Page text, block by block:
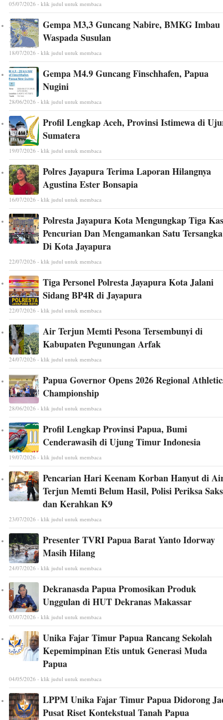
05/07/2026 - klik judul untuk membaca
Gempa M3,3 Guncang Nabire, BMKG Imbau
Waspada Susulan
18/07/2026 - klik judul untuk membaca
Gempa M4.9 Guncang Finschhafen, Papua
Nugini
28/06/2026 - klik judul untuk membaca
Profil Lengkap Aceh, Provinsi Istimewa di
Sumatera
19/07/2026 - klik judul untuk membaca
Polres Jayapura Terima Laporan Hilangnya
Agustina Ester Bonsapia
16/07/2026 - klik judul untuk membaca
Polresta Jayapura Kota Mengungkap Tiga
Pencurian Dan Mengamankan Satu Tersangka
Di Kota Jayapura
22/07/2026 - klik judul untuk membaca
Tiga Personel Polresta Jayapura Kota Jalani
Sidang BP4R di Jayapura
22/07/2026 - klik judul untuk membaca
Air Terjun Memti Pesona Tersembunyi di
Kabupaten Pegunungan Arfak
24/07/2026 - klik judul untuk membaca
Papua Governor Opens 2026 Regional
Championship
28/06/2026 - klik judul untuk membaca
Profil Lengkap Provinsi Papua, Bumi
Cenderawasih di Ujung Timur Indonesia
19/07/2026 - klik judul untuk membaca
Pencarian Hari Keenam Korban Hanyut di
Terjun Memti Belum Hasil, Polisi Periksa
dan Kerahkan K9
23/07/2026 - klik judul untuk membaca
Presenter TVRI Papua Barat Yanto Idorway
Masih Hilang
24/07/2026 - klik judul untuk membaca
Dekranasda Papua Promosikan Produk
Unggulan di HUT Dekranas Makassar
03/07/2026 - klik judul untuk membaca
Unika Fajar Timur Papua Rancang Sekolah
Kepemimpinan Etis untuk Generasi Muda
Papua
04/05/2026 - klik judul untuk membaca
LPPM Unika Fajar Timur Papua Didorong
Pusat Riset Kontekstual Tanah Papua